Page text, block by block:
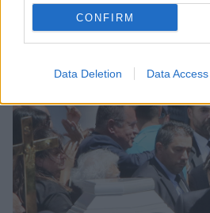
CONFIRM
Data Deletion Data Access
@11-08-2025